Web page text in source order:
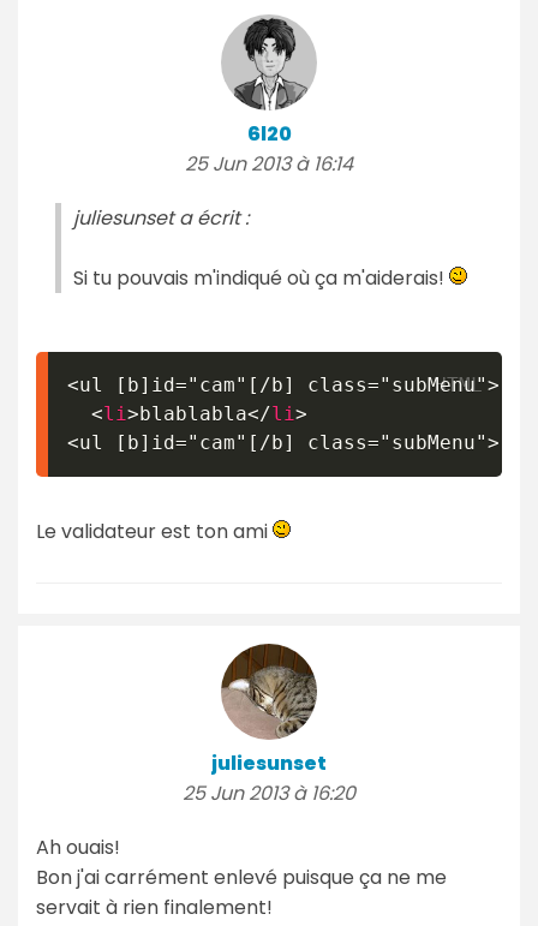
6l20
25 Jun 2013 à 16:14
juliesunset a écrit :
Si tu pouvais m'indiqué où ça m'aiderais!
<ul [b]id="cam"[/b] class="subMenu">
<li>blablabla</li>
Le validateur est ton ami
juliesunset
25 Jun 2013 à 16:20
Ah ouais!
Bon j'ai carrément enlevé puisque ça ne me
servait à rien finalement!